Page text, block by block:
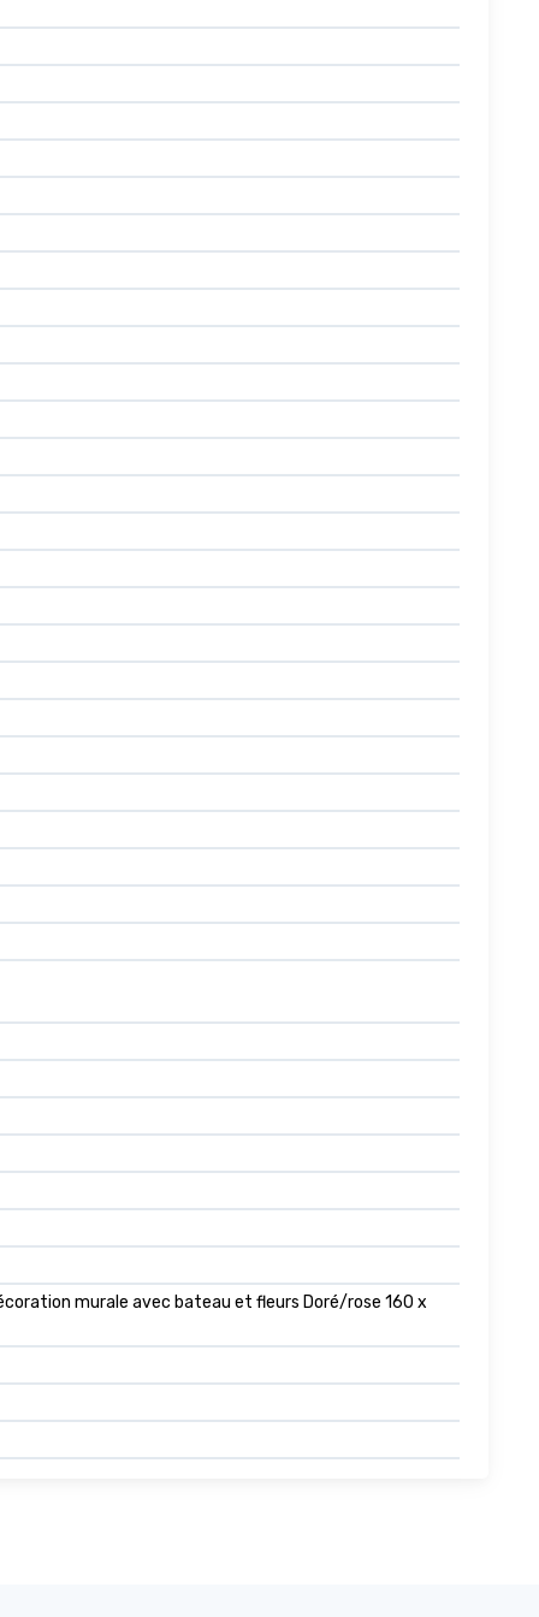
murale avec bateau et fleurs Doré/rose 160 x